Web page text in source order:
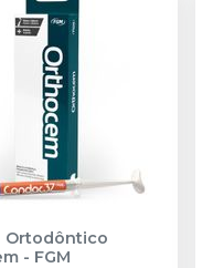
Ortodôntico
- FGM